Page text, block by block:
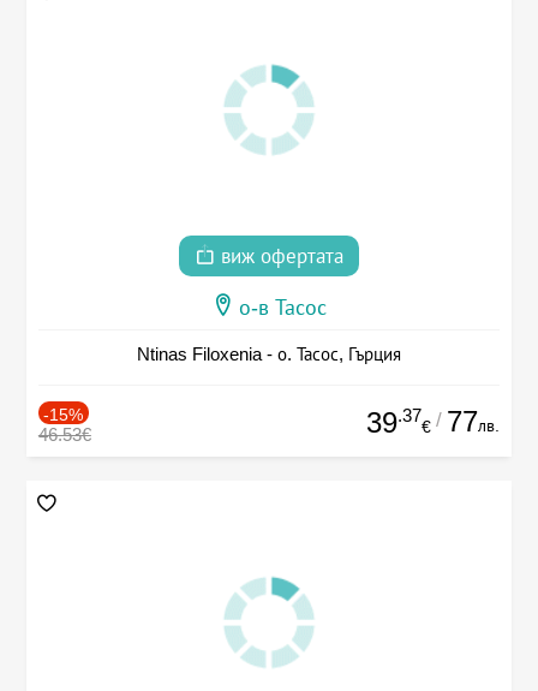
виж офертата
о-в Тасос
Ntinas Filoxenia - о. Тасос, Гърция
-15%
46.53€ 39.37
€ / 77лв.